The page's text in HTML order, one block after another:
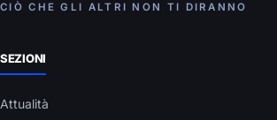
CIÒ CHE GLI ALTRI NON TI DIRANNO
SEZIONI
Attualità